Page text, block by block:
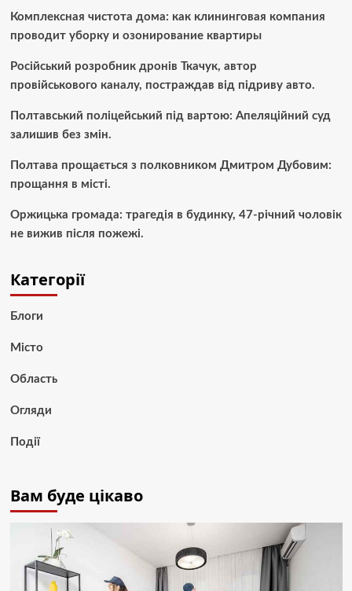
Комплексная чистота дома: как клининговая компания
проводит уборку и озонирование квартиры
Російський розробник дронів Ткачук, автор
провійськового каналу, постраждав від підриву авто.
Полтавський поліцейський під вартою: Апеляційний суд
залишив без змін.
Полтава прощається з полковником Дмитром Дубовим:
прощання в місті.
Оржицька громада: трагедія в будинку, 47-річний чоловік
не вижив після пожежі.
Категорії
Блоги
Місто
Область
Огляди
Події
Вам буде цікаво